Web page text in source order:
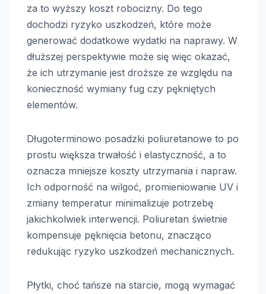
za to wyższy koszt robocizny. Do tego
dochodzi ryzyko uszkodzeń, które może
generować dodatkowe wydatki na naprawy. W
dłuższej perspektywie może się więc okazać,
że ich utrzymanie jest droższe ze względu na
konieczność wymiany fug czy pękniętych
elementów.
Długoterminowo posadzki poliuretanowe to po
prostu większa trwałość i elastyczność, a to
oznacza mniejsze koszty utrzymania i napraw.
Ich odporność na wilgoć, promieniowanie UV i
zmiany temperatur minimalizuje potrzebę
jakichkolwiek interwencji. Poliuretan świetnie
kompensuje pęknięcia betonu, znacząco
redukując ryzyko uszkodzeń mechanicznych.
Płytki, choć tańsze na starcie, mogą wymagać